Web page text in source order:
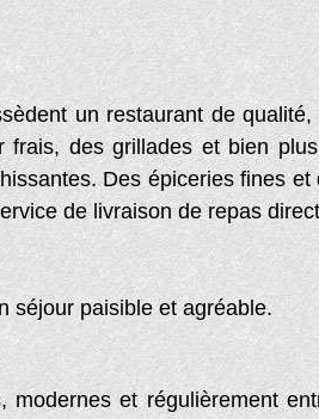
un restaurant de
des grillades et bien
Des épiceries fines
de livraison de repas
séjour paisible et agréable.
et régulièrement